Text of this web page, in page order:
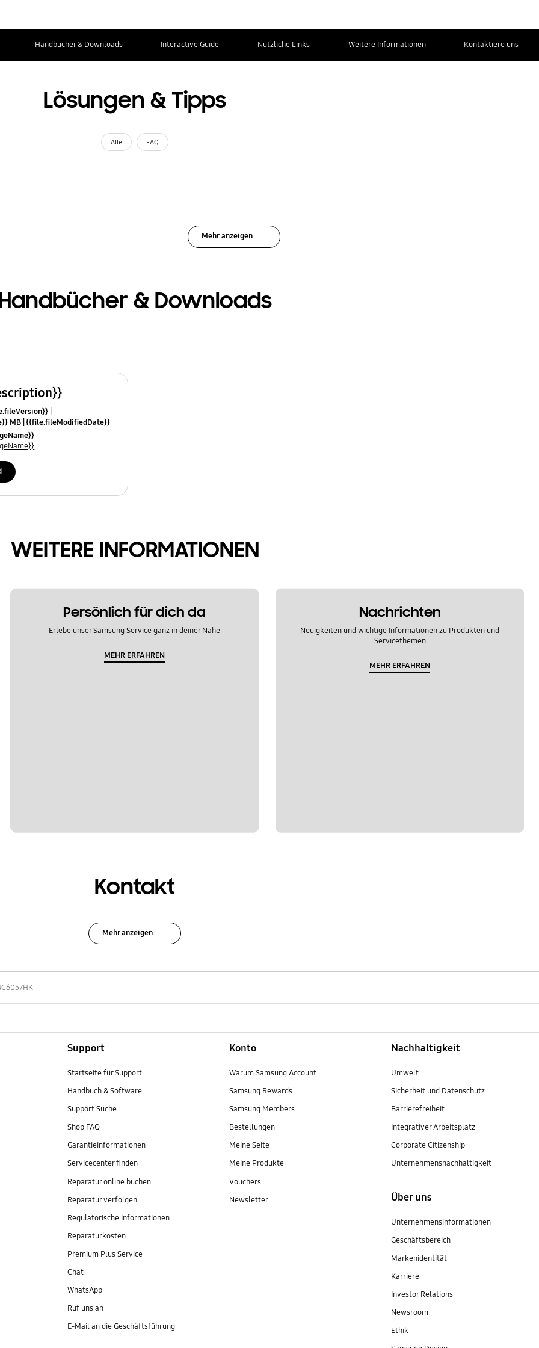
Handbücher & Downloads Interactive Guide Nützliche Links Weitere Informationen Kontaktiere uns
Lösungen & Tipps
Alle FAQ
Mehr anzeigen
& Downloads
MB {{file.fileModifiedDate}}
WEITERE INFORMATIONEN
Persönlich für dich da
Erlebe unser Samsung Service ganz in deiner Nähe
MEHR ERFAHREN
Nachrichten
Neuigkeiten und wichtige Informationen zu Produkten und
Servicethemen
MEHR ERFAHREN
Kontakt
Mehr anzeigen
Support
Startseite für Support
Handbuch & Software
Support Suche
Shop FAQ
Garantieinformationen
Servicecenter finden
Reparatur online buchen
Reparatur verfolgen
Regulatorische Informationen
Reparaturkosten
Premium Plus Service
Chat
WhatsApp
Ruf uns an
E-Mail an die Geschäftsführung
Konto
Warum Samsung Account
Samsung Rewards
Samsung Members
Bestellungen
Meine Seite
Meine Produkte
Vouchers
Newsletter
Nachhaltigkeit
Umwelt
Sicherheit und Datenschutz
Barrierefreiheit
Integrativer Arbeitsplatz
Corporate Citizenship
Unternehmensnachhaltigkeit
Über uns
Unternehmensinformationen
Geschäftsbereich
Markenidentität
Karriere
Investor Relations
Newsroom
Ethik